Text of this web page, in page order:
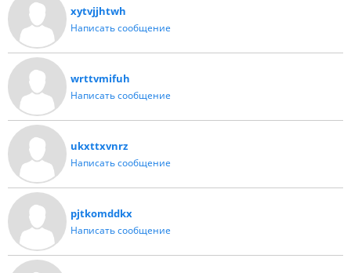
xytvjjhtwh
Написать сообщение
wrttvmifuh
Написать сообщение
ukxttxvnrz
Написать сообщение
pjtkomddkx
Написать сообщение